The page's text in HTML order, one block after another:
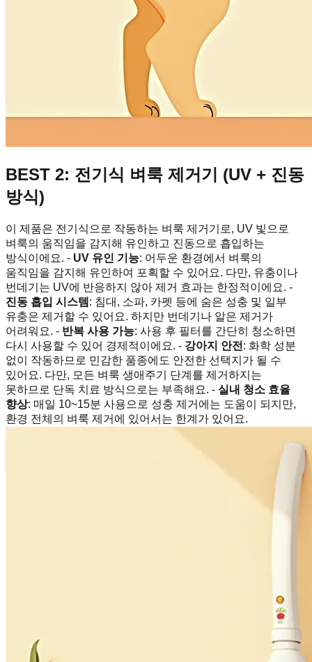
BEST 2: 전기식 벼룩 제거기 (UV + 진동
방식)
이 제품은 전기식으로 작동하는 벼룩 제거기로, UV 빛으로
벼룩의 움직임을 감지해 유인하고 진동으로 흡입하는
방식이에요. - UV 유인 기능: 어두운 환경에서 벼룩의
움직임을 감지해 유인하여 포획할 수 있어요. 다만, 유충이나
번데기는 UV에 반응하지 않아 제거 효과는 한정적이에요. -
진동 흡입 시스템 : 침대, 소파, 카펫 등에 숨은 성충 및 일부
유충은 제거할 수 있어요. 하지만 번데기나 알은 제거가
어려워요. - 반복 사용 가능: 사용 후 필터를 간단히 청소하면
다시 사용할 수 있어 경제적이에요. - 강아지 안전 : 화학 성분
없이 작동하므로 민감한 품종에도 안전한 선택지가 될 수
있어요. 다만, 모든 벼룩 생애주기 단계를 제거하지는
못하므로 단독 치료 방식으로는 부족해요. - 실내 청소 효율
향상: 매일 10~15분 사용으로 성충 제거에는 도움이 되지만,
환경 전체의 벼룩 제거에 있어서는 한계가 있어요.